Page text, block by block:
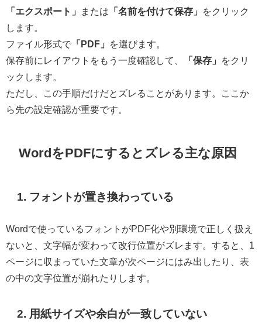
「エクスポート」
または 「名前を付けて保存」
をクリック
します。
ファイル形式で 「PDF」
を選びます。
保存前にレイアウトをもう一度確認して、
「保存」
をクリ
ックします。
ただし、この手順だけだとズレることがあります。ここか
ら先の設定確認が重要です。
WordをPDFにするとズレる主な原因
1. フォントが置き換わっている
Wordで使っているフォントがPDF化や別環境で正しく扱え
ないと、文字幅が変わって改行位置がズレます。すると、1
ページに収まっていた文章が次ページにはみ出したり、表
の中の文字位置が崩れたりします。
2. 用紙サイズや余白が一致していない